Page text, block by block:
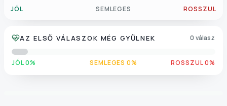
JÓL SEMLEGES ROSSZUL
AZ ELSŐ VÁLASZOK MÉG GYŰLNEK 0 válasz
JÓL 0% SEMLEGES 0% ROSSZUL 0%